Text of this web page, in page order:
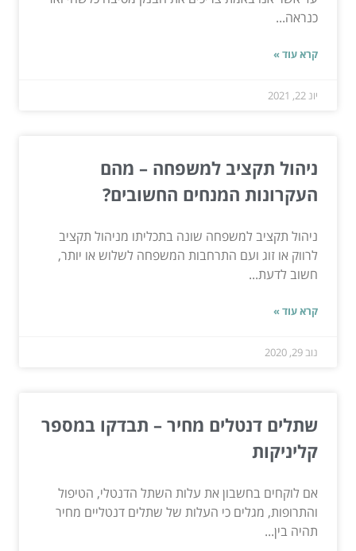
כנראה...
קרא עוד »
יונ 22, 2021
ניהול תקציב למשפחה – מהם
העקרונות המנחים החשובים?
ניהול תקציב למשפחה שונה בתכליתו מניהול תקציב
לרווק או זוג ועם התרחבות המשפחה לשלוש או יותר,
חשוב לדעת...
קרא עוד »
נוב 29, 2020
שתלים דנטלים מחיר – תבדקו במספר
קליניקות
אם לוקחים בחשבון את עלות השתל הדנטלי, הטיפול
והתרופות, מגלים כי העלות של שתלים דנטליים מחיר
תהיה בין...